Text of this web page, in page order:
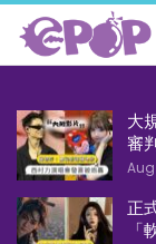
大
審
正
「